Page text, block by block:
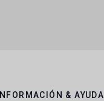
INFORMACIÓN & AYUDA